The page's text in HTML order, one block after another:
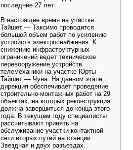
последние 27 лет.
В настоящее время на участке
Тайшет — Таксимо проводится
большой объем работ по усилению
устройств электроснабжения. К
снижению инфраструктурных
ограничений ведет техническое
перевооружение устройств
телемеханики на участке Юрты —
Тайшет — Чуна. На данном этапе
дирекция обеспечивает проведение
строительно-монтажных работ на 29
объектах, на которых реконструкция
должна завершиться до конца этого
года. В текущем году специалисты
рассчитывают принять на
обслуживание участки контактной
сети вторых путей на станции
Звездная и двух разъездах.